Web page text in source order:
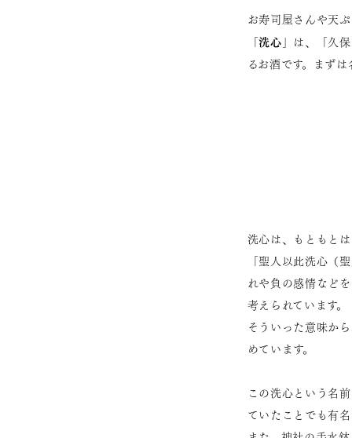
お寿司屋さんや天
「洗心 」は、「久
るお酒です。まず
洗心は、もともと
「聖人以此洗心（
れや負の感情など
考えられています。
そういった意味か
めています。
この洗心という名
ていたことでも有